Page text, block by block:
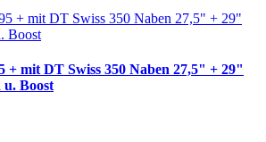
+ mit DT Swiss 350 Naben 27,5" + 29"
Boost